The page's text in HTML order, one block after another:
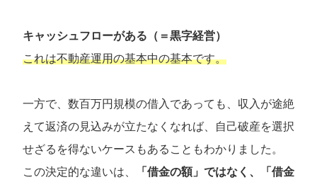
キャッシュフローがある（＝黒字経営）
これは不動産運用の基本中の基本です。
一方で、数百万円規模の借入であっても、収入が途絶
えて返済の見込みが立たなくなれば、自己破産を選択
せざるを得ないケースもあることもわかりました。
この決定的な違いは、
「借金の額」ではなく、「借金